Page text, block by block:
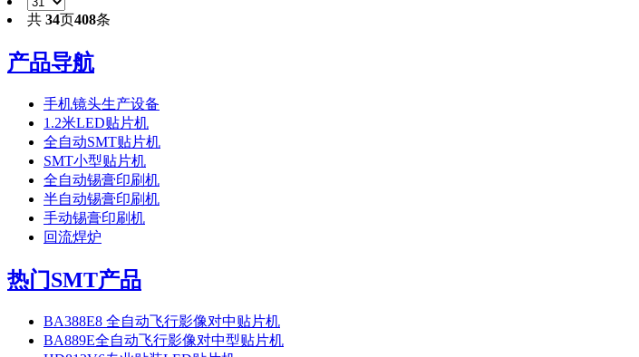
共 34页408条
产品导航
手机镜头生产设备
1.2米LED贴片机
全自动SMT贴片机
SMT小型贴片机
全自动锡膏印刷机
半自动锡膏印刷机
手动锡膏印刷机
回流焊炉
热门SMT产品
BA388E8 全自动飞行影像对中贴片机
BA889E全自动飞行影像对中型贴片机